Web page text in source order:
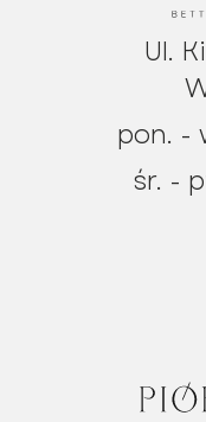
Ul.
pon. -
śr. -